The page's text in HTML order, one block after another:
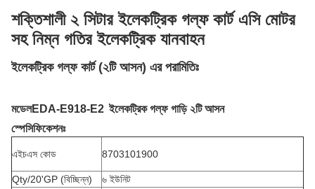
শক্তিশালী ২ সিটার ইলেকট্রিক গল্ফ কার্ট এসি মোটর
সহ নিম্ন গতির ইলেকট্রিক যানবাহন
ইলেকট্রিক গল্ফ কার্ট (২টি আসন) এর পরামিতিঃ
মডেলEDA-E918-E2 ইলেকট্রিক গল্ফ গাড়ি ২টি আসন
স্পেসিফিকেশনঃ
এইচএস কোড 8703101900
Qty/20'GP (বিচ্ছিন্ন)
৬ ইউনিট